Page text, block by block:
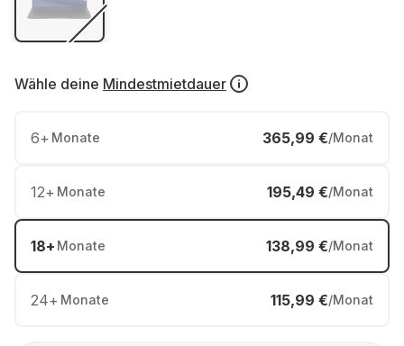
Wähle deine Mindestmietdauer
6+ Monate 365,99 €/Monat
12+ Monate 195,49 €/Monat
18+ Monate 138,99 €/Monat
24+ Monate 115,99 €/Monat